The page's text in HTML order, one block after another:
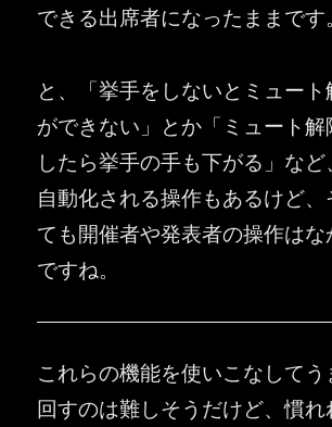
できる出席者になったままです。
と、「挙手をしないとミュー
ができない」とか「ミュート解
したら挙手の手も下がる」な
自動化される操作もあるけど、
ても開催者や発表者の操作は
ですね。
これらの機能を使いこなしてう
回すのは難しそうだけど、慣